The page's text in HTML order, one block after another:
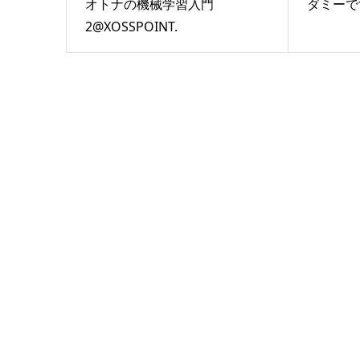
オトナの機械学習入門
2@XOSSPOINT.
ダミー